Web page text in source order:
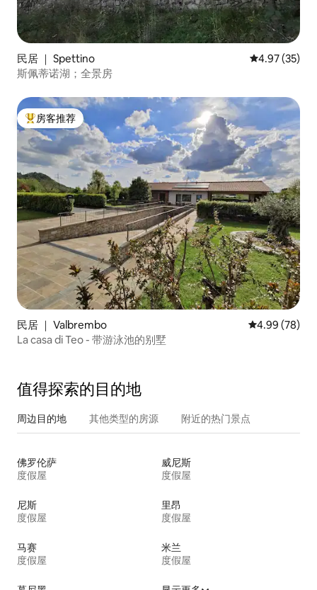
民居 ｜ Spettino 平均评分
4.97 (35)
斯佩蒂诺湖；全景房
热门「房客推荐」
房客推荐
民居 ｜ Valbrembo 平均评分 4.99
4.99 (78)
La casa di Teo - 带游泳池的别墅
值得探索的目的地
周边目的地 其他类型的房源 附近的热门景点
佛罗伦萨
度假屋
威尼斯
度假屋
尼斯
度假屋
里昂
度假屋
马赛
度假屋
米兰
度假屋